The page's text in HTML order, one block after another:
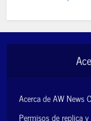
Acerca de AW News
Permisos de replica